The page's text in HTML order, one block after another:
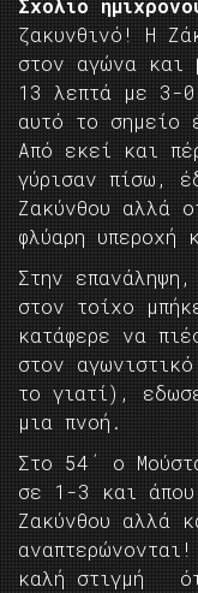
Σχόλιο
ζακυνθινό! Η
στον αγώνα και
13 λεπτά με 3-
αυτό το σημείο
Από εκεί και
γύρισαν πίσω,
Ζακύνθου αλλά
φλύαρη υπεροχή
Στην
στον τοίχο
κατάφερε να
στον
το γιατί),
μια πνοή.
Στο 54΄ ο
σε 1-3 και άπου
Ζακύνθου αλλά
καλή στιγμή